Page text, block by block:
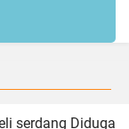
serdang Diduga